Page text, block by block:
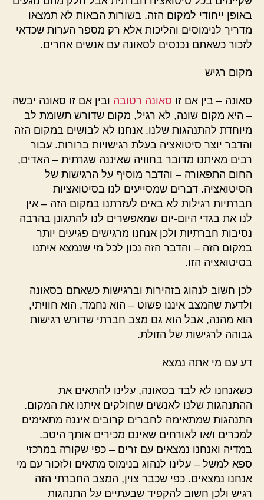
באופן ייחודי למקום הזה. בשורות הבאות לא תמצאו
מדריך לנימוסים והליכות אלא רק מספר הערות שכדאי
לזכור כשאתם נכנסים לסאונה עם אנשים אחרים.
מקום רגיש
סאונה – בין אם זו סאונה רטובה ובין אם זו סאונה יבשה
– היא מקום שונה, לא רגיל, מקום שדורש תשומת לב
מיוחדת להתנהגות שלנו. אנחנו לא לבושים במקום הזה
והדבר יוצר סיטואציה בעלת רגישויות ברורות. עבור
רבים מאיתנו מדובר בחוויה שאיננה שגרתית – האדים,
החום התפאורה – והדבר מוסיף על הרגישות של
הסיטואציה. דברים שמסייעים לנו בסיטואציות
חברתיות רגילות לא באים לעזרתנו במקום הזה – אין
לנו את בגדי היום-יום שמאפשרים לנו להתגונן בהרבה
נסיבות חברתיות ולכן אנחנו מרגישים פגיעים יותר
במקום הזה – והדבר הזה נכון לכל מי שנמצא איתנו
בסיטואציה הזו.
לכן חשוב לנהוג בזהירות וברגישות כשאתם בסאונה
ולדעת שהמצב איננו פשוט – הוא נחמד, הוא חוויתי,
הוא מהנה, אבל הוא גם מצב חברתי שדורש רגישות
גבוהה לרגישות של הזולת.
דע עם מי אתה נמצא
כשאנחנו לא לבד בסאונה, עלינו להתאים את
ההתנהגות שלנו לאנשים שחולקים איתנו את המקום.
התנהגות שמתאימה לחברים קרובים איננה מתאימים
למכרים ו/או לאורחים שאינם מכירים אותך היטב.
במדיה ואנחנו נמצאים עם זרים – כפי שקורה במרכזי
ספא למשל – עלינו לנהוג בנימוס מתאים ולזכור עם מי
אנחנו נמצאים. כפי שכבר צוין, המצב החברתי הזה
רגיש ולכן חשוב להקפיד שבעתיים על התנהגות